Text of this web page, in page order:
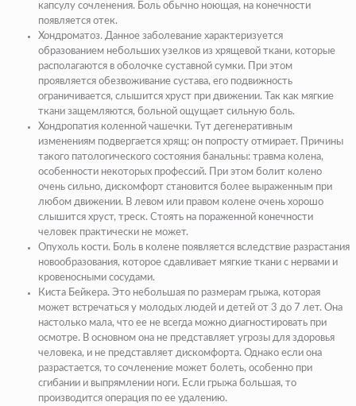
капсулу сочленения. Боль обычно ноющая, на конечности
появляется отек.
Хондроматоз. Данное заболевание характеризуется
образованием небольших узелков из хрящевой ткани, которые
располагаются в оболочке суставной сумки. При этом
проявляется обезвоживание сустава, его подвижность
ограничивается, слышится хруст при движении. Так как мягкие
ткани защемляются, больной ощущает сильную боль.
Хондропатия коленной чашечки. Тут дегенеративным
изменениям подвергается хрящ: он попросту отмирает. Причины
такого патологического состояния банальны: травма колена,
особенности некоторых профессий. При этом болит колено
очень сильно, дискомфорт становится более выраженным при
любом движении. В левом или правом колене очень хорошо
слышится хруст, треск. Стоять на пораженной конечности
человек практически не может.
Опухоль кости. Боль в колене появляется вследствие разрастания
новообразования, которое сдавливает мягкие ткани с нервами и
кровеносными сосудами.
Киста Бейкера. Это небольшая по размерам грыжа, которая
может встречаться у молодых людей и детей от 3 до 7 лет. Она
настолько мала, что ее не всегда можно диагностировать при
осмотре. В основном она не представляет угрозы для здоровья
человека, и не представляет дискомфорта. Однако если она
разрастается, то сочленение может болеть, особенно при
сгибании и выпрямлении ноги. Если грыжа большая, то
производится операция по ее удалению.